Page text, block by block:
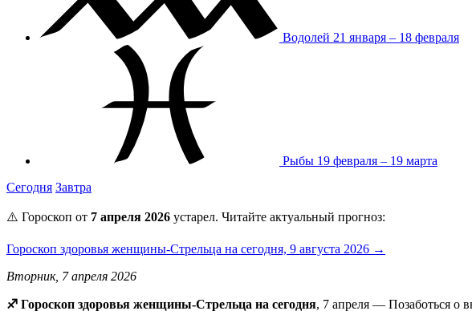
Водолей 21 января – 18 февраля
Рыбы 19 февраля – 19 марта
Сегодня Завтра
⚠️ Гороскоп от 7 апреля 2026 устарел. Читайте актуальный прогноз:
Гороскоп здоровья женщины-Стрельца на сегодня, 9 августа 2026 →
Вторник, 7 апреля 2026
♐️ Гороскоп здоровья женщины-Стрельца на сегодня, 7 апреля — Позаботься о